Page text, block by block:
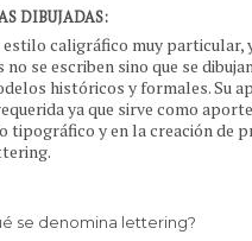
DIBUJADAS:
estilo caligráfico muy particular,
no se escriben sino que se
históricos y formales. Su
ya que sirve como
tipográfico y en la creación de
se denomina lettering?